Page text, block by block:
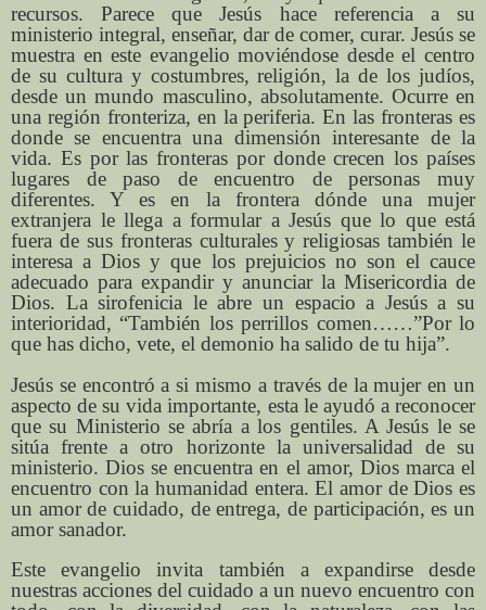
recursos. Parece que Jesús hace referencia a su
ministerio integral, enseñar, dar de comer, curar. Jesús se
muestra en este evangelio moviéndose desde el centro
de su cultura y costumbres, religión, la de los judíos,
desde un mundo masculino, absolutamente. Ocurre en
una región fronteriza, en la periferia. En las fronteras es
donde se encuentra una dimensión interesante de la
vida. Es por las fronteras por donde crecen los países
lugares de paso de encuentro de personas muy
diferentes. Y es en la frontera dónde una mujer
extranjera le llega a formular a Jesús que lo que está
fuera de sus fronteras culturales y religiosas también le
interesa a Dios y que los prejuicios no son el cauce
adecuado para expandir y anunciar la Misericordia de
Dios. La sirofenicia le abre un espacio a Jesús a su
interioridad, “También los perrillos comen……”Por lo
que has dicho, vete, el demonio ha salido de tu hija”.
Jesús se encontró a si mismo a través de la mujer en un
aspecto de su vida importante, esta le ayudó a reconocer
que su Ministerio se abría a los gentiles. A Jesús le se
sitúa frente a otro horizonte la universalidad de su
ministerio. Dios se encuentra en el amor, Dios marca el
encuentro con la humanidad entera. El amor de Dios es
un amor de cuidado, de entrega, de participación, es un
amor sanador.
Este evangelio invita también a expandirse desde
nuestras acciones del cuidado a un nuevo encuentro con